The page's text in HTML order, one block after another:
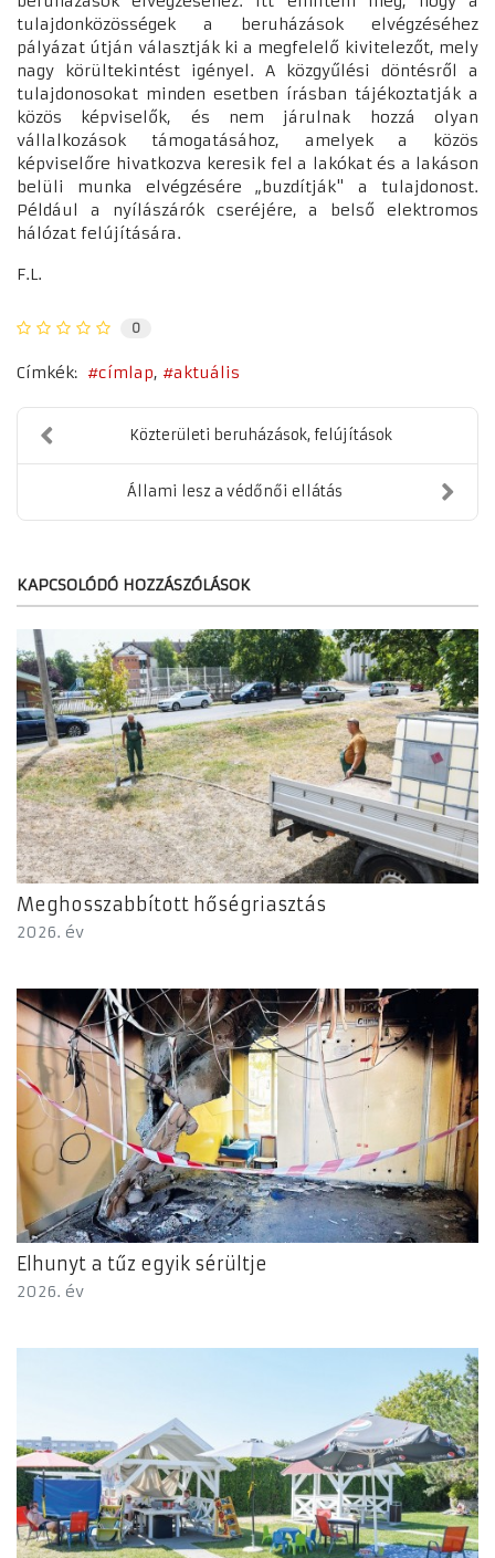
tulajdonközösségek a beruházások elvégzéséhez
pályázat útján választják ki a megfelelő kivitelezőt, mely
nagy körültekintést igényel. A közgyűlési döntésről a
tulajdonosokat minden esetben írásban tájékoztatják a
közös képviselők, és nem járulnak hozzá olyan
vállalkozások támogatásához, amelyek a közös
képviselőre hivatkozva keresik fel a lakókat és a lakáson
belüli munka elvégzésére „buzdítják" a tulajdonost.
Például a nyílászárók cseréjére, a belső elektromos
hálózat felújítására.
F.L.
0
Címkék: címlap aktuális
Közterületi beruházások, felújítások
Állami lesz a védőnői ellátás
KAPCSOLÓDÓ HOZZÁSZÓLÁSOK
Meghosszabbított hőségriasztás
2026. év
Elhunyt a tűz egyik sérültje
2026. év